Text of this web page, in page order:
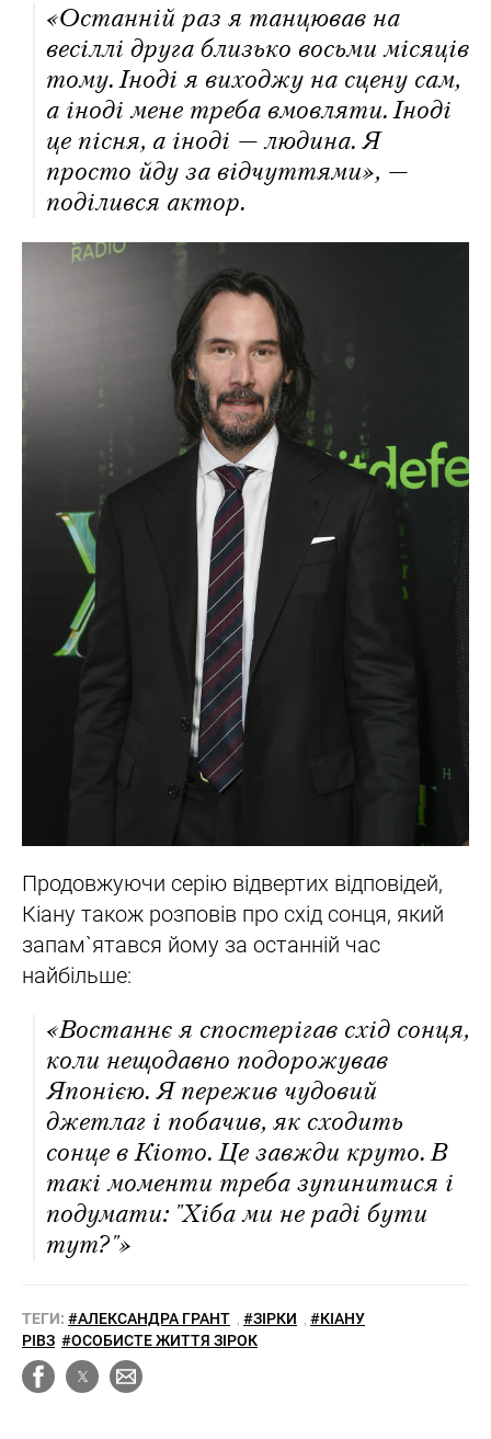
«Останній раз я танцював на
весіллі друга близько восьми місяців
тому. Іноді я виходжу на сцену сам,
а іноді мене треба вмовляти. Іноді
це пісня, а іноді — людина. Я
просто йду за відчуттями», —
поділився актор.
Продовжуючи серію відвертих відповідей,
Кіану також розповів про схід сонця, який
запам`ятався йому за останній час
найбільше:
«Востаннє я спостерігав схід сонця,
коли нещодавно подорожував
Японією. Я пережив чудовий
джетлаг і побачив, як сходить
сонце в Кіото. Це завжди круто. В
такі моменти треба зупинитися і
подумати: "Хіба ми не раді бути
тут?"»
ТЕГИ: #АЛЕКСАНДРА ГРАНТ , #ЗІРКИ , #КІАНУ
РІВЗ #ОСОБИСТЕ ЖИТТЯ ЗІРОК